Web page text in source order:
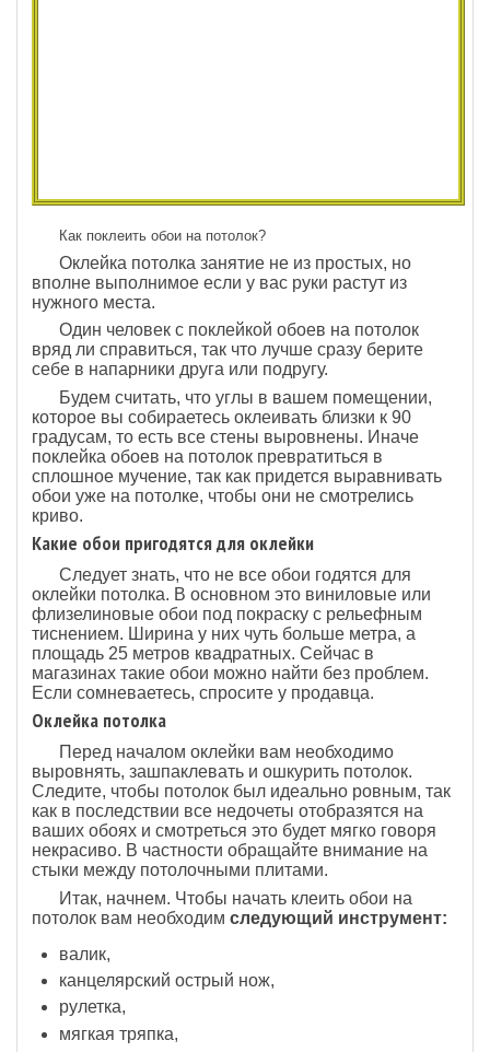
Как поклеить обои на потолок?
Оклейка потолка занятие не из простых, но
вполне выполнимое если у вас руки растут из
нужного места.
Один человек с поклейкой обоев на потолок
вряд ли справиться, так что лучше сразу берите
себе в напарники друга или подругу.
Будем считать, что углы в вашем помещении,
которое вы собираетесь оклеивать близки к 90
градусам, то есть все стены выровнены. Иначе
поклейка обоев на потолок превратиться в
сплошное мучение, так как придется выравнивать
обои уже на потолке, чтобы они не смотрелись
криво.
Какие обои пригодятся для оклейки
Следует знать, что не все обои годятся для
оклейки потолка. В основном это виниловые или
флизелиновые обои под покраску с рельефным
тиснением. Ширина у них чуть больше метра, а
площадь 25 метров квадратных. Сейчас в
магазинах такие обои можно найти без проблем.
Если сомневаетесь, спросите у продавца.
Оклейка потолка
Перед началом оклейки вам необходимо
выровнять, зашпаклевать и ошкурить потолок.
Следите, чтобы потолок был идеально ровным, так
как в последствии все недочеты отобразятся на
ваших обоях и смотреться это будет мягко говоря
некрасиво. В частности обращайте внимание на
стыки между потолочными плитами.
Итак, начнем. Чтобы начать клеить обои на
потолок вам необходим следующий инструмент:
валик,
канцелярский острый нож,
рулетка,
мягкая тряпка,